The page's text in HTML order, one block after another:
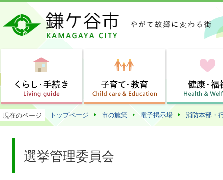
この
現在のページ トップページ 市の施策 電子掲示場 消防本部・
選挙管理委員会